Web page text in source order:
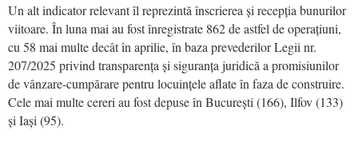
Un alt indicator relevant îl reprezintă înscrierea și recepția bunurilor
viitoare. În luna mai au fost înregistrate 862 de astfel de operațiuni,
cu 58 mai multe decât în aprilie, în baza prevederilor Legii nr.
207/2025 privind transparența și siguranța juridică a promisiunilor
de vânzare-cumpărare pentru locuințele aflate în faza de construire.
Cele mai multe cereri au fost depuse în București (166), Ilfov (133)
și Iași (95).